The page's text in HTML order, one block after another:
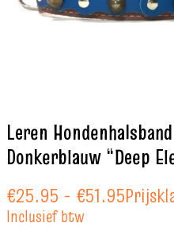
Leren
Donkerblauw “Deep
€25.95 - €51.95
Inclusief btw